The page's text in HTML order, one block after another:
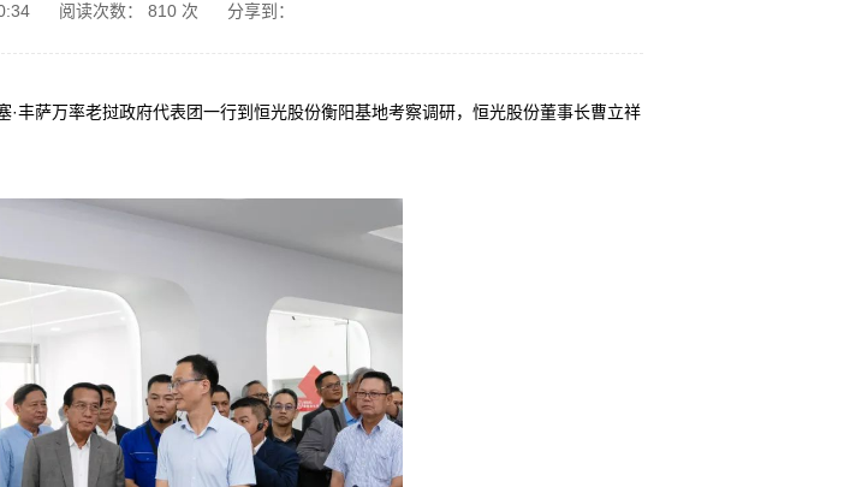
阅读次数： 810 次 分享到：
·丰萨万率老挝政府代表团一行到恒光股份衡阳基地考察调研，恒光股份董事长曹立祥